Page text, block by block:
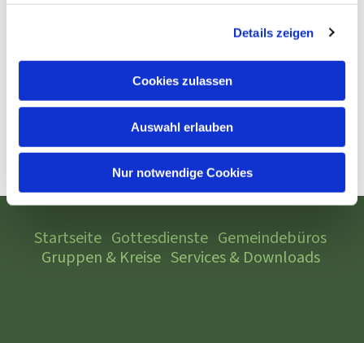
Details zeigen
Cookies zulassen
Auswahl erlauben
Nur notwendige Cookies
Startseite Gottesdienste Gemeindebüros
Gruppen & Kreise Services & Downloads